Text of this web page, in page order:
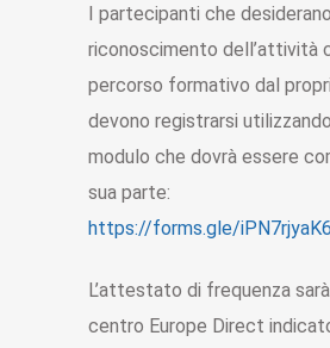
I partecipanti che
riconoscimento dell’attività
percorso formativo dal
devono registrarsi
modulo che dovrà essere
sua parte:
https://forms.gle/
L’attestato di frequenza
centro Europe Direct